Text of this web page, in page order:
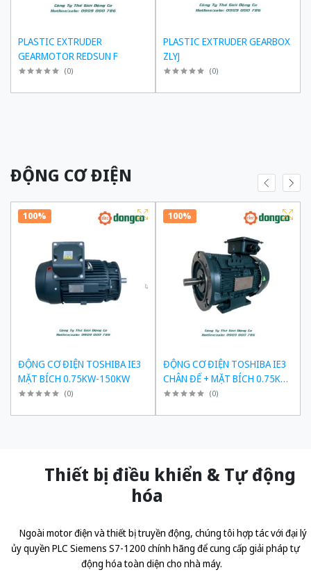
PLASTIC EXTRUDER
GEARMOTOR REDSUN F
(0)
PLASTIC EXTRUDER GEARBOX
ZLYJ
(0)
ĐỘNG CƠ ĐIỆN
100%
ĐỘNG CƠ ĐIỆN TOSHIBA IE3
MẶT BÍCH 0.75KW-150KW
(0)
100%
ĐỘNG CƠ ĐIỆN TOSHIBA IE3
CHÂN ĐẾ + MẶT BÍCH 0.75KW-
150KW
(0)
Thiết bị điều khiển & Tự động
hóa
Ngoài motor điện và thiết bị truyền động, chúng tôi hợp tác với đại lý
ủy quyền PLC Siemens S7-1200 chính hãng để cung cấp giải pháp tự
động hóa toàn diện cho nhà máy.